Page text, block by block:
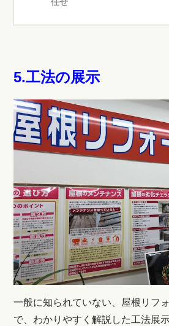
5.工法の展示
一般に知られていない、屋根リフ
で、わかりやすく解説した工法展